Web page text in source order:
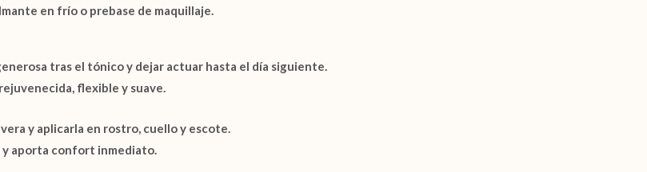
en frío o prebase de maquillaje.
tras el tónico y dejar actuar hasta el día siguiente.
flexible y suave.
y aplicarla en rostro, cuello y escote.
aporta confort inmediato.